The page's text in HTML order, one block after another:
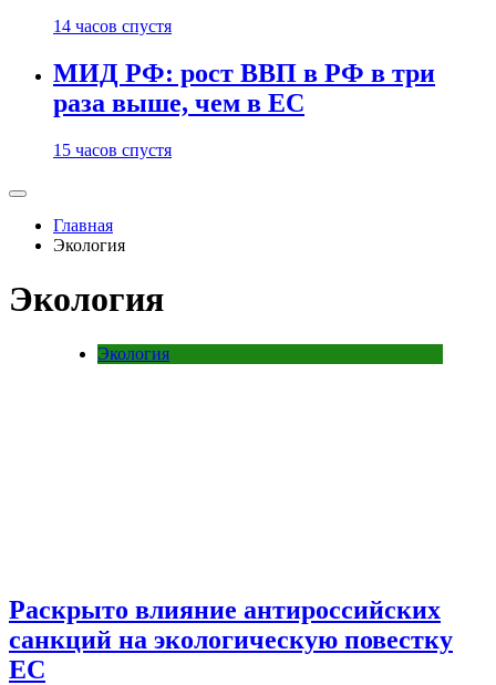
14 часов спустя
МИД РФ: рост ВВП в РФ в три
раза выше, чем в ЕС
15 часов спустя
Главная
Экология
Экология
Экология
Раскрыто влияние антироссийских
санкций на экологическую повестку
ЕС